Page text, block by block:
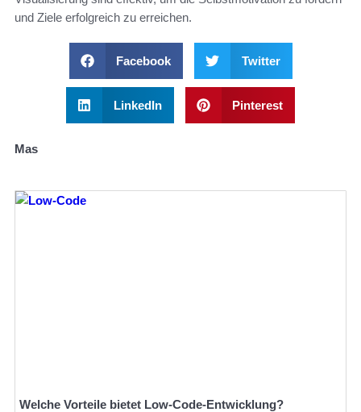
und Ziele erfolgreich zu erreichen.
Facebook Twitter
LinkedIn Pinterest
Mas
Welche Vorteile bietet Low-Code-Entwicklung?